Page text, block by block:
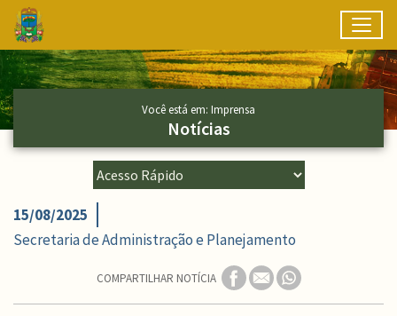
Ir para conteúdo principal
Conteúdo Principal
Você está em: Imprensa
Notícias
15/08/2025
Secretaria de Administração e Planejamento
COMPARTILHAR NOTÍCIA